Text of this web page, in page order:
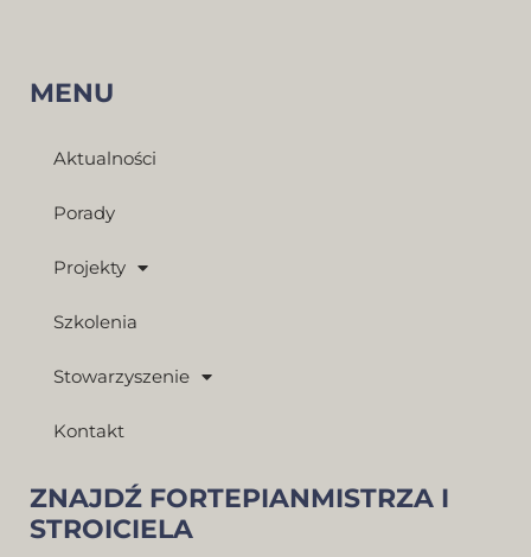
MENU
Aktualności
Porady
Projekty
Szkolenia
Stowarzyszenie
Kontakt
ZNAJDŹ FORTEPIANMISTRZA I
STROICIELA